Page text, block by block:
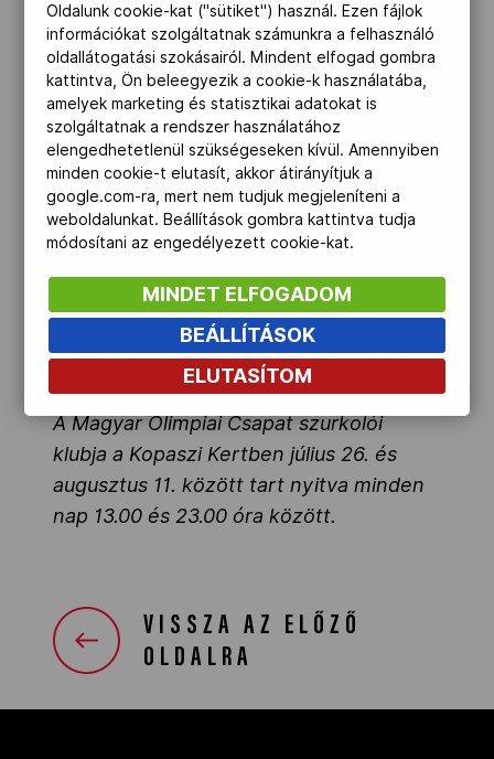
OVEP
Adatbank
programokkal, a közös drukkolás
élményével várja a rajongókat, ráadásul
az olimpiáról hazatérő sportolók egy
része is egyenesen a klubba jön, hogy itt
számoljon be először első kézből az
élményeikről.
Az eseményhez természetesen a
Magyar Olimpiai Bizottság stratégiai
partnerei is csatlakoznak – kísérő
programokkal, extra élményekkel. A
délutánok, esték házigazdája Fazekas
Erzsébet és Léderer Ákos lesz.
A Magyar Olimpiai Csapat szurkolói
klubja a Kopaszi Kertben július 26. és
augusztus 11. között tart nyitva minden
nap 13.00 és 23.00 óra között.
VISSZA AZ ELŐZŐ
OLDALRA
Oldalunk cookie-kat ("sütiket") használ. Ezen fájlok
információkat szolgáltatnak számunkra a felhasználó
oldallátogatási szokásairól. Mindent elfogad gombra
kattintva, Ön beleegyezik a cookie-k használatába,
amelyek marketing és statisztikai adatokat is
szolgáltatnak a rendszer használatához
elengedhetetlenül szükségeseken kívül. Amennyiben
minden cookie-t elutasít, akkor átirányítjuk a
google.com-ra, mert nem tudjuk megjeleníteni a
weboldalunkat. Beállítások gombra kattintva tudja
módosítani az engedélyezett cookie-kat.
MINDET ELFOGADOM
BEÁLLÍTÁSOK
ELUTASÍTOM